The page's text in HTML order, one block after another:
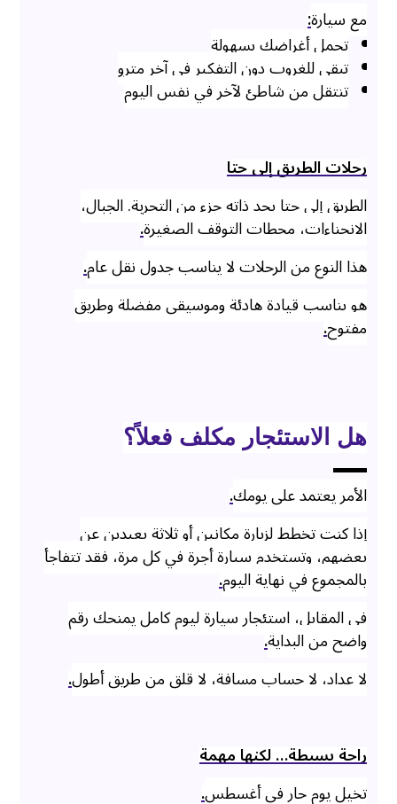
مع سيارة:
تحمل أغراضك بسهولة
تبقى للغروب دون التفكير في آخر مترو
تنتقل من شاطئ لآخر في نفس اليوم
رحلات الطريق إلى حتا
الطريق إلى حتا بحد ذاته جزء من التجربة. الجبال،
الانحناءات، محطات التوقف الصغيرة.
هذا النوع من الرحلات لا يناسب جدول نقل عام.
هو يناسب قيادة هادئة وموسيقى مفضلة وطريق
مفتوح.
هل الاستئجار مكلف فعلاً؟
الأمر يعتمد على يومك.
إذا كنت تخطط لزيارة مكانين أو ثلاثة بعيدين عن
بعضهم، وتستخدم سيارة أجرة في كل مرة، فقد تتفاجأ
بالمجموع في نهاية اليوم.
في المقابل، استئجار سيارة ليوم كامل يمنحك رقم
واضح من البداية.
لا عداد، لا حساب مسافة، لا قلق من طريق أطول.
راحة بسيطة… لكنها مهمة
تخيل يوم حار في أغسطس.